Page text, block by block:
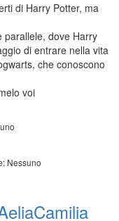
di Harry Potter, ma
parallele, dove Harry
di entrare nella vita
che conoscono
voi
Nessuno